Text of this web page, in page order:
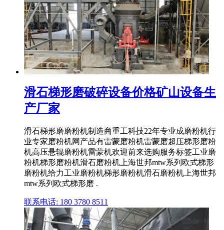
滑石梯形磨破碎设备价格矿山设备生
产厂家
滑石梯形磨磨粉机制造商重工科技22年专业成磨粉机行
业专家磨粉机网产品有雷蒙磨粉机雷蒙磨超压梯形磨粉
机高压悬辊磨粉机雷蒙机欢迎前来选购服务标签工业磨
粉机梯形磨粉机滑石磨粉机上海世邦mtw系列欧式梯形
磨粉机给力工业磨粉机梯形磨粉机滑石磨粉机上海世邦
mtw系列欧式梯形磨 .
联系电话: 180 3780 8511